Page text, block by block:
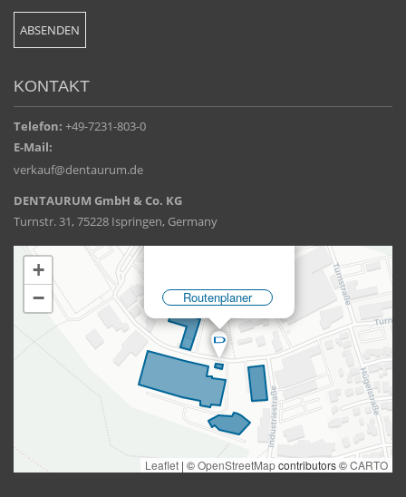
KONTAKT
Telefon: +49-7231-803-0
E-Mail:
verkauf@dentaurum.de
DENTAURUM GmbH & Co. KG
Turnstr. 31, 75228 Ispringen, Germany